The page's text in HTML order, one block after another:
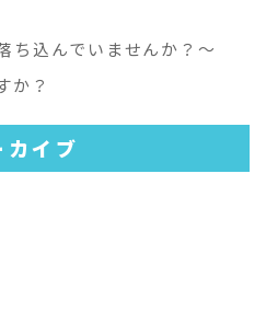
ち込んでいませんか？～
か？
カイブ